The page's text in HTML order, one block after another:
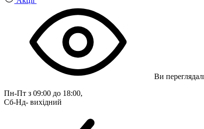
Ви
Пн-Пт з 09:00 до 18:00,
Сб-Нд- вихідний